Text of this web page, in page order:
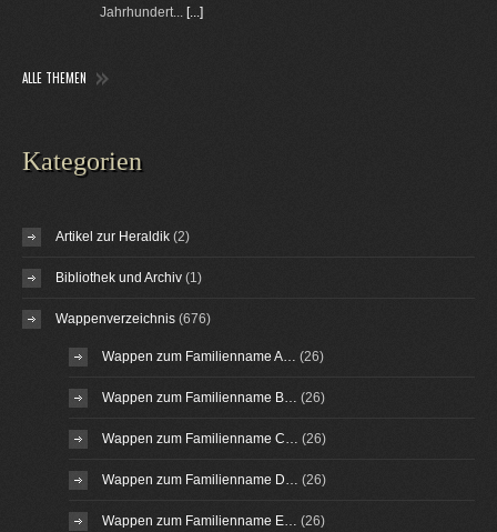
Jahrhundert... [...]
ALLE THEMEN
Kategorien
Artikel zur Heraldik (2)
Bibliothek und Archiv (1)
Wappenverzeichnis (676)
Wappen zum Familienname A… (26)
Wappen zum Familienname B… (26)
Wappen zum Familienname C… (26)
Wappen zum Familienname D… (26)
Wappen zum Familienname E… (26)